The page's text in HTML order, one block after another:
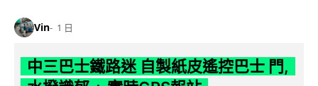
Vin 1 日
中三巴士鐵路迷 自製紙皮遙控巴士 門,